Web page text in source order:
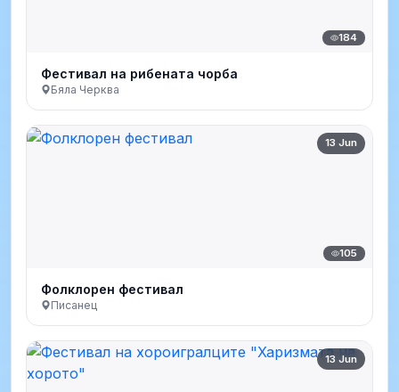
184
Фестивал на рибената чорба
Бяла Черква
13 Jun
105
Фолклорен фестивал
Писанец
13 Jun